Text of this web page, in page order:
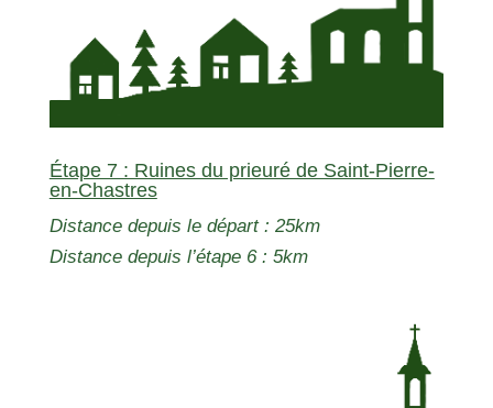
Étape 7 : Ruines du prieuré de Saint-Pierre-
en-Chastres
Distance depuis le départ : 25km
Distance depuis l’étape 6 : 5km